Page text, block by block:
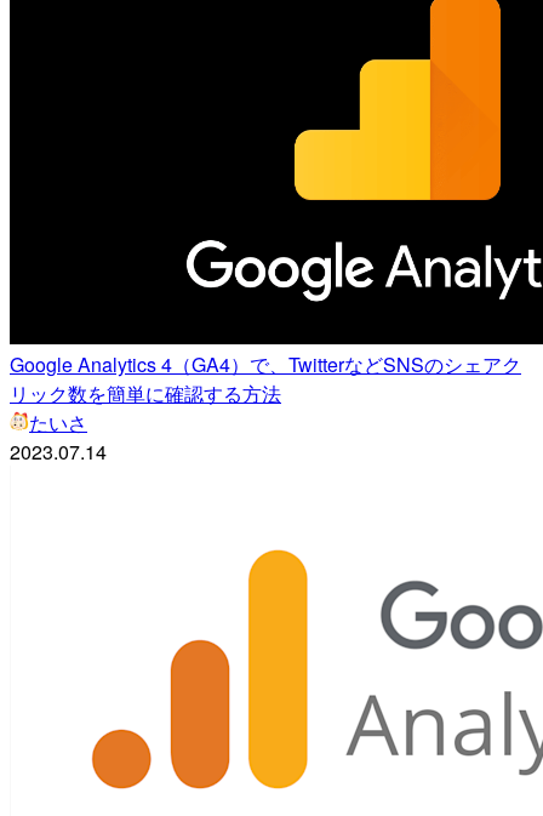
Google Analytics 4（GA4）で、TwitterなどSNSのシェアク
リック数を簡単に確認する方法
たいさ
2023.07.14